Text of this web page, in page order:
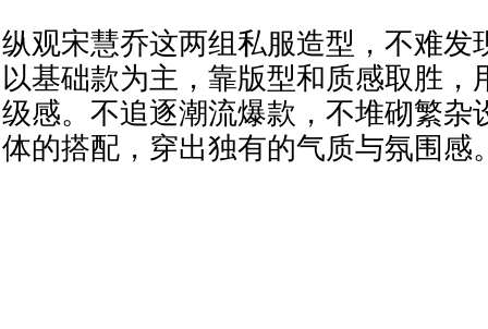
纵观宋慧乔这两组私服造型，不难发
以基础款为主，靠版型和质感取胜，
级感。不追逐潮流爆款，不堆砌繁杂
体的搭配，穿出独有的气质与氛围感